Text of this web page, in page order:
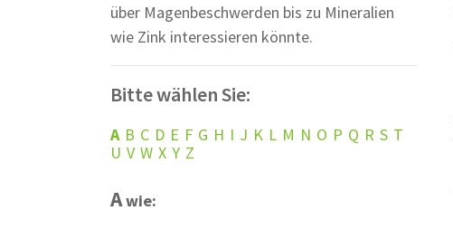
über Magenbeschwerden bis zu Mineralien
wie Zink interessieren könnte.
Bitte wählen Sie:
A B C D E F G H I J K L M N O P Q R S T
U V W X Y Z
Awie: